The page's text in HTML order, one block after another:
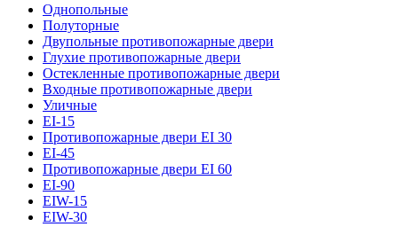
Однопольные
Полуторные
Двупольные противопожарные двери
Глухие противопожарные двери
Остекленные противопожарные двери
Входные противопожарные двери
Уличные
EI-15
Противопожарные двери EI 30
EI-45
Противопожарные двери EI 60
EI-90
EIW-15
EIW-30